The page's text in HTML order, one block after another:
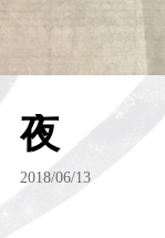
夜
2018/06/13